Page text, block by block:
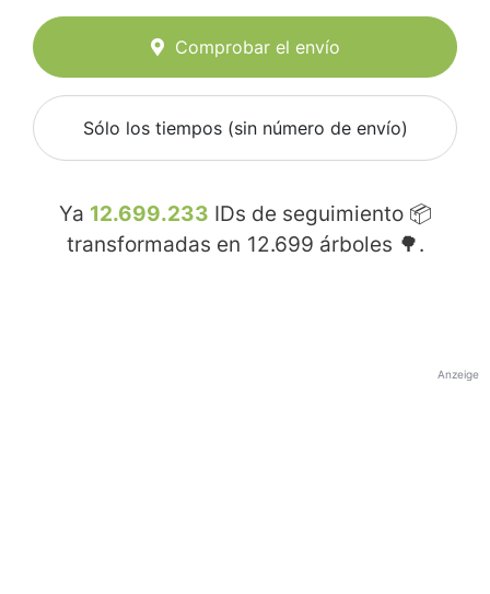
Comprobar el envío
Sólo los tiempos (sin número de envío)
Ya 12.699.233 IDs de seguimiento 📦
transformadas en 12.699 árboles 🌳.
Anzeige